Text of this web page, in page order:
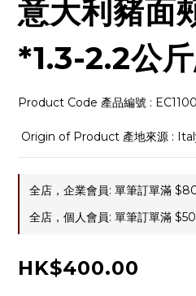
意大利豬面
*1.3-2.2公
Product Code 產品編號 : EC1100
Origin of Product 產地來源 :
全店，企業會員: 單筆訂單滿
全店，個人會員: 單筆訂單滿
HK$400.00